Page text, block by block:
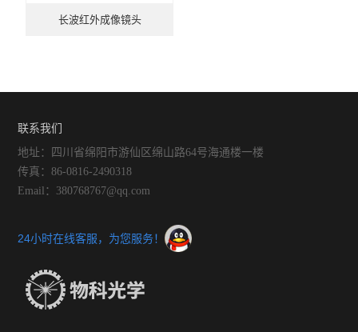
长波红外成像镜头
联系我们
地址：四川省绵阳市游仙区绵山路64号海通楼一楼
传真：86-0816-2490318
Email：380768767@qq.com
24小时在线客服，为您服务！